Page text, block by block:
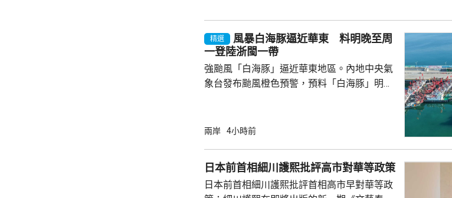
精選
風暴白海豚逼近華東 料明晚至周
一登陸浙閩一帶
強颱風「白海豚」逼近華東地區。內地中央氣
象台發布颱風橙色預警，預料「白海豚」明晚
級，陣風15至17級；浙江、上海、江蘇等地，
區仍有暴雨，部分地區累計雨量可達200至
400毫米，浙江東部局部更將超過600毫米。
兩岸 4小時前
日本前首相細川護熙批評高市對華等政策
日本前首相細川護熙批評首相高市早對華等政